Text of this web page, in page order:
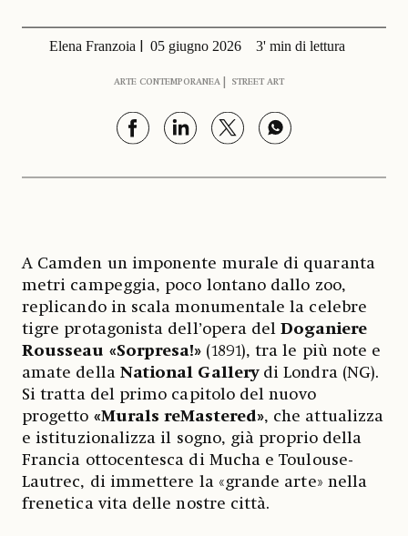
Elena Franzoia 05 giugno 2026 3' min di lettura
ARTE CONTEMPORANEA STREET ART
A Camden un imponente murale di quaranta
metri campeggia, poco lontano dallo zoo,
replicando in scala monumentale la celebre
tigre protagonista dell’opera delDoganiere
Rousseau «Sorpresa!» (1891), tra le più note e
amate della National Gallerydi Londra (NG).
Si tratta del primo capitolo del nuovo
progetto «Murals reMastered», che attualizza
e istituzionalizza il sogno, già proprio della
Francia ottocentesca di Mucha e Toulouse-
Lautrec, di immettere la «grande arte» nella
frenetica vita delle nostre città.